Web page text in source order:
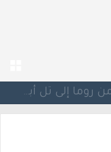
سيغالوفيتش يستقيل من الكنيست.. وتقارير عن اتصالات مع القائمة العربية الموحدة